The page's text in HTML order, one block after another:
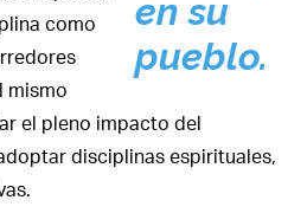
en su
pueblo.
como
mismo
el pleno impacto del
disciplinas espirituales,